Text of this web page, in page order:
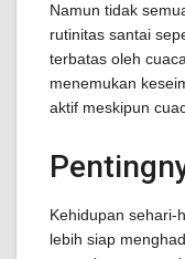
Namun tidak
rutinitas santai
terbatas oleh
menemukan
aktif meskipun
Kehidupan sehari-
lebih siap